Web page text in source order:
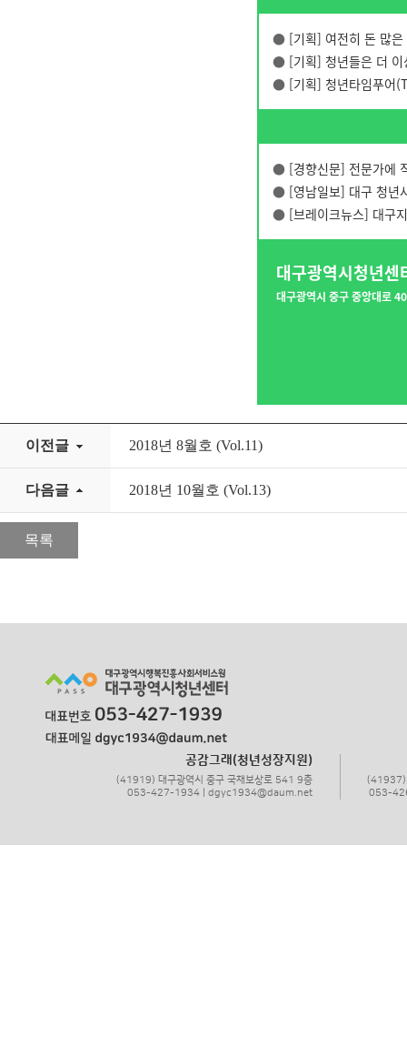
● [기획] 여전히 돈 많
● [기획] 청년들은 더
● [기획] 청년타임푸어
● [경향신문] 전문가에
● [영남일보] 대구 청년
● [브레이크뉴스] 대구
대구광역시청년센
대구광역시 중구 중앙대로
이전글 2018년 8월호 (Vol.11)
다음글 2018년 10월호 (Vol.13)
목록
공감그래(청년성장지원)
(41919) 대구광역시 중구 국채보상로 541 9층
053-427-1934 | dgyc1934@daum.net
(41937)
053-